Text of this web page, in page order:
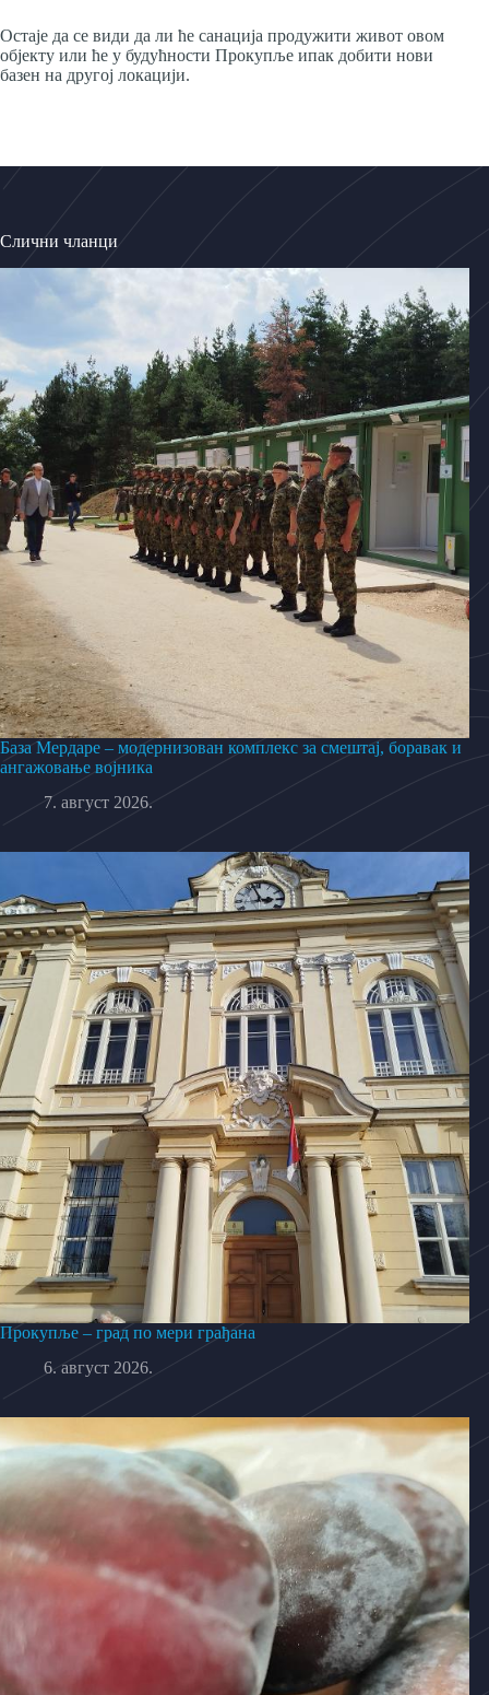
Остаје да се види да ли ће санација продужити живот овом
објекту или ће у будућности Прокупље ипак добити нови
базен на другој локацији.
Слични чланци
База Мердаре – модернизован комплекс за смештај, боравак и
ангажовање војника
7. август 2026.
Прокупље – град по мери грађана
6. август 2026.